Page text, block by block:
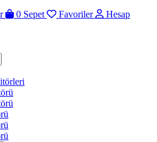
0 Sepet Favoriler Hesap